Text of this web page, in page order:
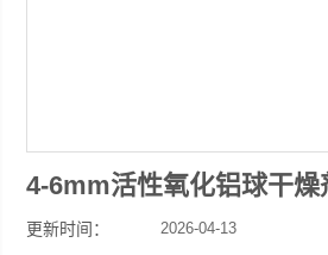
4-6mm活性氧化铝球干燥
更新时间： 2026-04-13